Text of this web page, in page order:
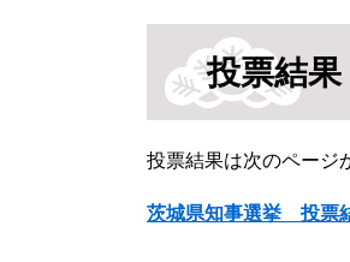
投票結果
投票結果は次のページ
茨城県知事選挙 投票